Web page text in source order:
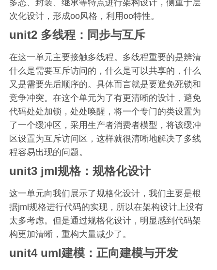
多态、封装、继承等特点进行架构设计，侧重于层
次化设计，形成oo风格，利用oo特性。
unit2 多线程：同步与互斥
在这一单元主要接触多线程。多线程重要的是辨清
什么是需要互斥访问的，什么是可以共享的，什么
又是需要先后顺序的。具体而言就是要避免死锁和
竞争冲突。在这个单元为了有更清晰的设计，避免
代码处处加锁，处处唤醒，将一个专门的类设置为
了一个缓冲区，采用生产者消费者模型，将该缓冲
区设置为互斥访问区，这样就很清晰地解决了多线
程容易出现的问题。
unit3 jml规格：规格化设计
这一单元向我们展示了规格化设计，我们主要是根
据jml规格进行代码的实现，所以在架构设计上没有
太多考虑。但是通过规格化设计，明显感到代码架
构更加清晰，重构大量减少了。
unit4 uml建模：正向建模与开发